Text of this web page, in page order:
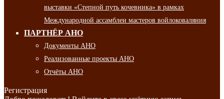
выставки «Степной путь кочевника» в рамках
Международной ассамблеи мастеров войлоковаляния
ПАРТНЁР АНО
Документы АНО
Реализованные проекты АНО
Отчёты АНО
Регистрация